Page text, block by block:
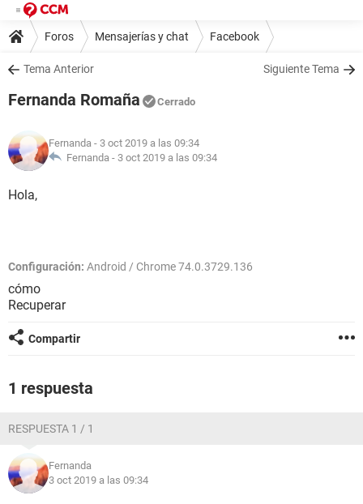
Foros Mensajerías y chat Facebook
Tema Anterior Siguiente Tema
Fernanda Romaña Cerrado
Fernanda - 3 oct 2019 a las 09:34
Fernanda - 3 oct 2019 a las 09:34
Hola,
Configuración: Android / Chrome 74.0.3729.136
cómo
Recuperar
Compartir
1 respuesta
RESPUESTA 1 / 1
Fernanda
3 oct 2019 a las 09:34